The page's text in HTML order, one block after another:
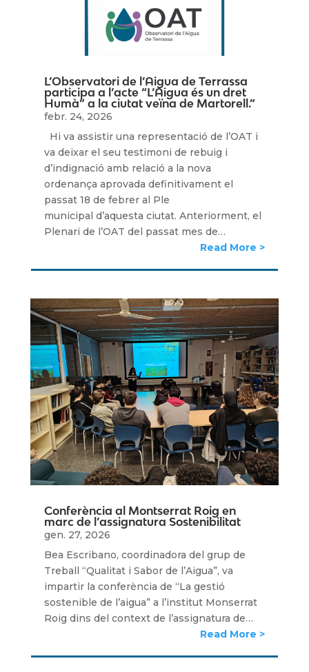
L’Observatori de l’Aigua de Terrassa
participa a l’acte “L’Aigua és un dret
Humà” a la ciutat veïna de Martorell.”
febr. 24, 2026
Hi va assistir una representació de l’OAT i
va deixar el seu testimoni de rebuig i
d’indignació amb relació a la nova
ordenança aprovada definitivament el
passat 18 de febrer al Ple
municipal d’aquesta ciutat. Anteriorment, el
Plenari de l’OAT del passat mes de…
Read More
Conferència al Montserrat Roig en
marc de l’assignatura Sostenibilitat
gen. 27, 2026
Bea Escribano, coordinadora del grup de
Treball “Qualitat i Sabor de l’Aigua”, va
impartir la conferència de “La gestió
sostenible de l’aigua” a l’institut Monserrat
Roig dins del context de l’assignatura de…
Read More